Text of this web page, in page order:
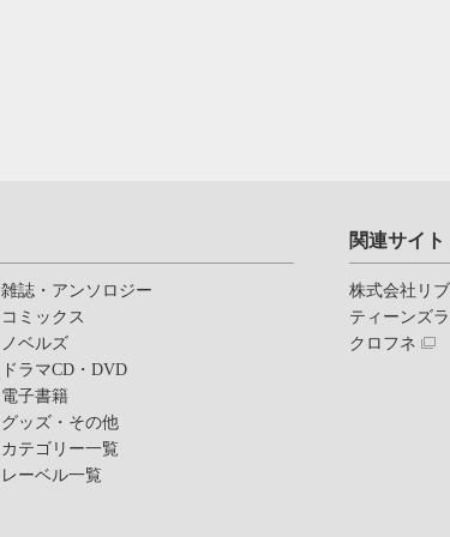
雑誌・アンソロジー
コミックス
ノベルズ
ドラマCD・DVD
電子書籍
グッズ・その他
カテゴリー一覧
レーベル一覧
関連サイト
株式会社リ
ティーンズ
クロフネ